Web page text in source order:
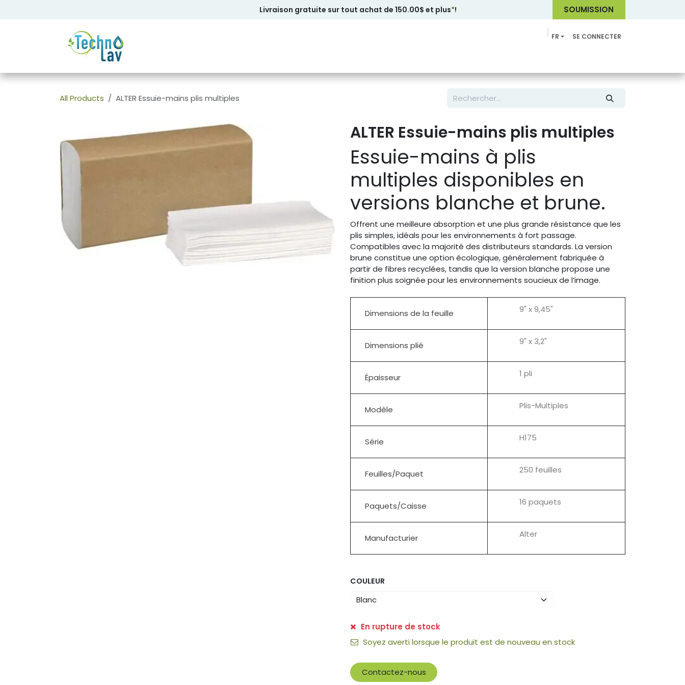
Livraison gratuite sur tout achat de 150.00$ et plus*! SOUMISSION
FR SE CONNECTER
All Products ALTER Essuie-mains plis multiples
ALTER Essuie-mains plis multiples
Essuie-mains à plis
multiples disponibles en
versions blanche et brune.
Offrent une meilleure absorption et une plus grande résistance que les
plis simples, idéals pour les environnements à fort passage.
Compatibles avec la majorité des distributeurs standards. La version
brune constitue une option écologique, généralement fabriquée à
partir de fibres recyclées, tandis que la version blanche propose une
finition plus soignée pour les environnements soucieux de l’image.
Dimensions de la feuille 9" x 9,45"
Dimensions plié 9" x 3,2"
Épaisseur 1 pli
Modèle Plis-Multiples
Série H175
Feuilles/Paquet 250 feuilles
Paquets/Caisse 16 paquets
Manufacturier Alter
COULEUR
En rupture de stock
Soyez averti lorsque le produit est de nouveau en stock
Contactez-nous